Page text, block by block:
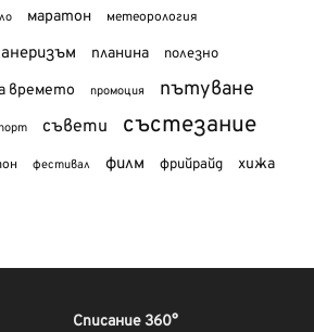
маратон метеорология
планина полезно
времето промоция пътуване
съвети състезание
фестивал филм фрийрайд хижа
Списание 360°